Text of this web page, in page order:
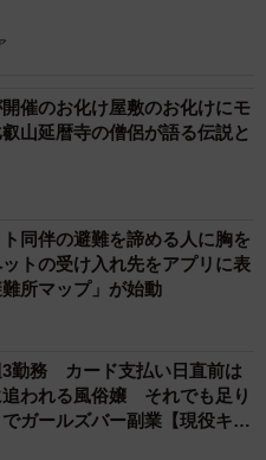
催のお化け屋敷のお化けにモ
山延暦寺の僧侶が語る伝説と
同伴の避難を諦める人に胸を
トの受け入れ先をアプリに表
所マップ」が始動
3勤務 カード支払い日直前は
われる風俗嬢 それでも足り
ガールズバー副業【現役キャ